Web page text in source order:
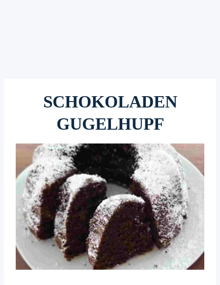
SCHOKOLADEN
GUGELHUPF